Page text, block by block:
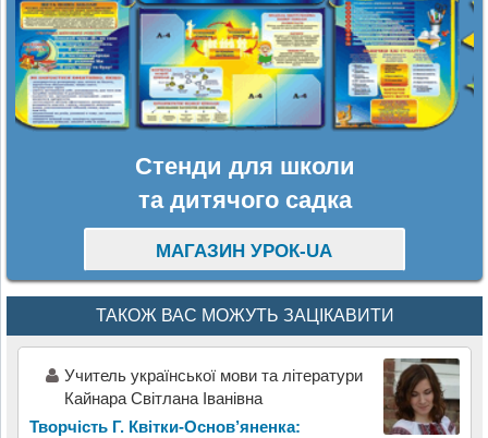
Стенди для школи
та дитячого садка
МАГАЗИН УРОК-UA
ТАКОЖ ВАС МОЖУТЬ ЗАЦІКАВИТИ
Учитель української мови та літератури
Кайнара Світлана Іванівна
Творчість Г. Квітки-Основ’яненка: